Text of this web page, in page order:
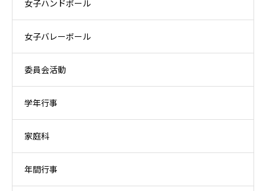
女子ハンドボール
女子バレーボール
委員会活動
学年行事
家庭科
年間行事